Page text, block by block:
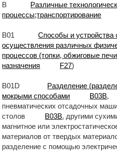
B
Различные
процессы;транспортирование
B01
Способы и устройства
осуществления различных
процессов (топки, обжиговые
назначения
F27)
B01D
Разделение
мокрыми способами
B03B,
пневматических отсадочных
столов
B03B, другими
магнитное или
материалов от твердых
разделение с помощью